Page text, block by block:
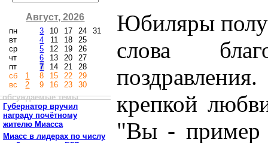
Август, 2026
пн
вт
ср
чт
пт
сб
вс
1
2
3
4
5
6
7
8
9
10
11
12
13
14
15
16
17
18
19
20
21
22
23
24
25
26
27
28
29
30
31
обсуждаемые темы
Губернатор вручил
награду почётному
жителю Миасса
Миасс в лидерах по числу
Юбиляры
слова
крепкой
"Вы - пример